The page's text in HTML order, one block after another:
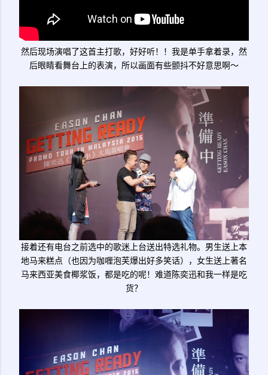
然后现场演唱了这首主打歌，好好听！！我是单手拿着录，然
后眼睛看舞台上的表演，所以画面有些颤抖不好意思啊～
接着还有电台之前选中的歌迷上台送出特选礼物。男生送上本
地马来糕点（也因为咖喱泡芙爆出好多笑话），女生送上著名
马来西亚美食椰浆饭，都是吃的呢！难道陈奕迅和我一样是吃
货？